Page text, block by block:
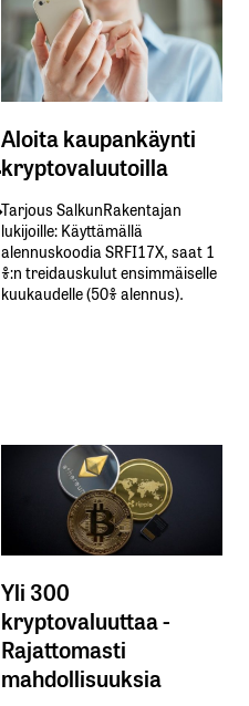
Aloita kaupankäynti
kryptovaluutoilla
Tarjous SalkunRakentajan
lukijoille: Käyttämällä​ ​
alennuskoodia​ ​SRFI17X,​ ​saat​ ​1
%:n treidauskulut​ ​ensimmäiselle​ ​
kuukaudelle​ ​(50%​ ​alennus).
Yli 300
kryptovaluuttaa -
Rajattomasti
mahdollisuuksia